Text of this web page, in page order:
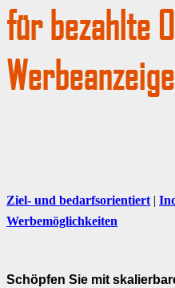
für bezahlte
Ziel- und bedarfsorientiert|
Werbemöglichkeiten
Schöpfen Sie mit